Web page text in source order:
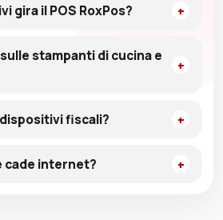
gira il POS RoxPos?
stampanti di cucina e
fiscali?
cade internet?